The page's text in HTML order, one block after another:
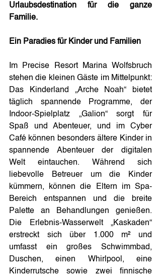
Urlaubsdestination für die ganze
Familie.
Ein Paradies für Kinder und Familien
Im Precise Resort Marina Wolfsbruch
stehen die kleinen Gäste im Mittelpunkt:
Das Kinderland „Arche Noah“ bietet
täglich spannende Programme, der
Indoor-Spielplatz „Galion“ sorgt für
Spaß und Abenteuer, und im Cyber
Café können besonders ältere Kinder in
spannende Abenteuer der digitalen
Welt eintauchen. Während sich
liebevolle Betreuer um die Kinder
kümmern, können die Eltern im Spa-
Bereich entspannen und die breite
Palette an Behandlungen genießen.
Die Erlebnis-Wasserwelt „Kaskaden“
erstreckt sich über 1.000 m² und
umfasst ein großes Schwimmbad,
Duschen, einen Whirlpool, eine
Kinderrutsche sowie zwei finnische